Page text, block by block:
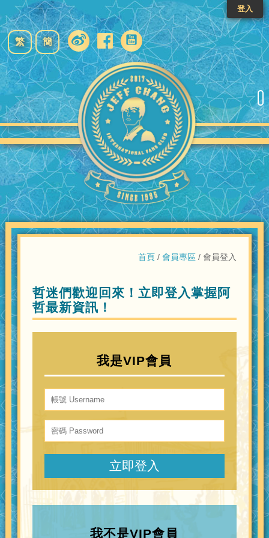
登入
繁 簡
首頁 /會員專區 / 會員登入
哲迷們歡迎回來！立即登入掌握阿
哲最新資訊！
我是VIP會員
我不是VIP會員